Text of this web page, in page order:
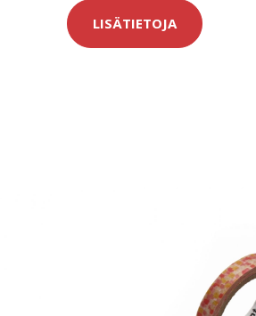
LISÄTIETOJA